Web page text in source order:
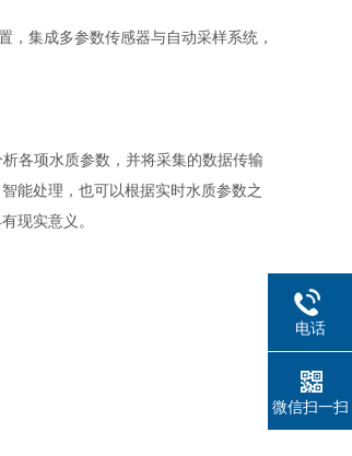
，集成多参数传感器与自动采样系统，
各项水质参数，并将采集的数据传输
能处理，也可以根据实时水质参数之
现实意义。
电话
微信扫一扫